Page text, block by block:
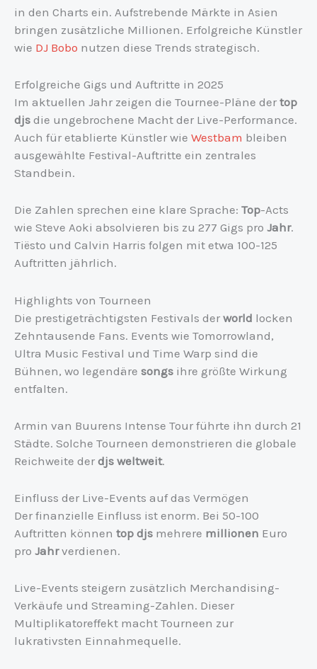
in den Charts ein. Aufstrebende Märkte in Asien
bringen zusätzliche Millionen. Erfolgreiche Künstler
wie DJ Bobo nutzen diese Trends strategisch.
Erfolgreiche Gigs und Auftritte in 2025
Im aktuellen Jahr zeigen die Tournee-Pläne der top
djs die ungebrochene Macht der Live-Performance.
Auch für etablierte Künstler wie Westbam bleiben
ausgewählte Festival-Auftritte ein zentrales
Standbein.
Die Zahlen sprechen eine klare Sprache: Top-Acts
wie Steve Aoki absolvieren bis zu 277 Gigs pro Jahr.
Tiësto und Calvin Harris folgen mit etwa 100-125
Auftritten jährlich.
Highlights von Tourneen
Die prestigeträchtigsten Festivals der world locken
Zehntausende Fans. Events wie Tomorrowland,
Ultra Music Festival und Time Warp sind die
Bühnen, wo legendäre songs ihre größte Wirkung
entfalten.
Armin van Buurens Intense Tour führte ihn durch 21
Städte. Solche Tourneen demonstrieren die globale
Reichweite der djs weltweit.
Einfluss der Live-Events auf das Vermögen
Der finanzielle Einfluss ist enorm. Bei 50-100
Auftritten können top djs mehrere millionen Euro
pro Jahrverdienen.
Live-Events steigern zusätzlich Merchandising-
Verkäufe und Streaming-Zahlen. Dieser
Multiplikatoreffekt macht Tourneen zur
lukrativsten Einnahmequelle.